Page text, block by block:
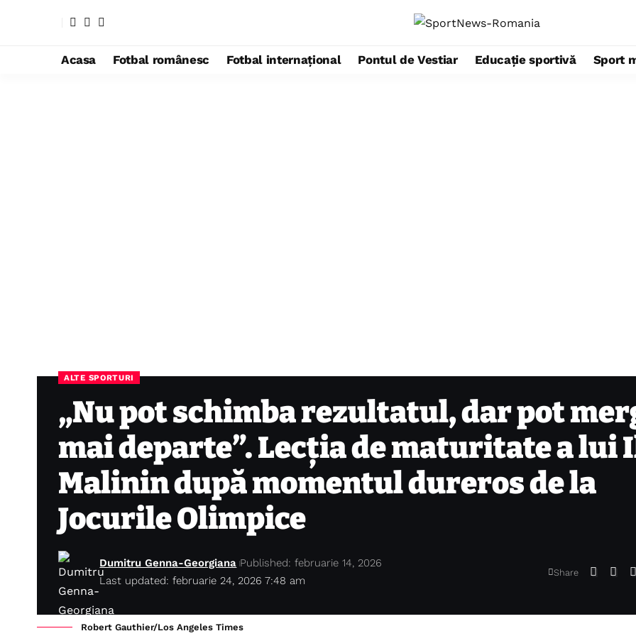
Acasa Fotbal românesc Fotbal internațional Pontul de Vestiar Educație sportivă Sport
ALTE SPORTURI
„Nu pot schimba rezultatul, dar pot
mai departe”. Lecția de maturitate a lui
Malinin după momentul dureros de la
Jocurile Olimpice
Last updated: februarie 24, 2026 7:48 am
Dumitru Genna-Georgiana Published: februarie 14, 2026
Share
Robert Gauthier/Los Angeles Times